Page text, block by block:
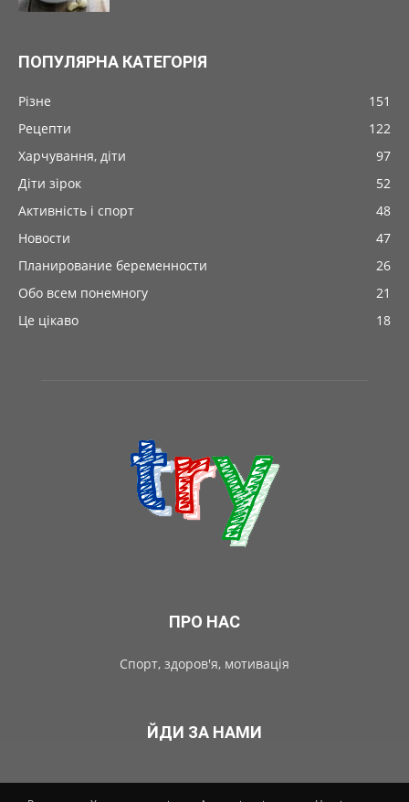
ПОПУЛЯРНА КАТЕГОРІЯ
Різне
151
Рецепти
122
Харчування, діти
97
Діти зірок
52
Активність і спорт
48
Новости
47
Планирование беременности
26
Обо всем понемногу
21
Це цікаво
18
ПРО НАС
Спорт, здоров'я, мотивація
ЙДИ ЗА НАМИ